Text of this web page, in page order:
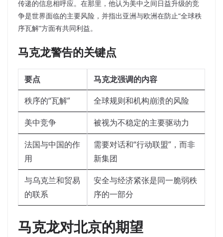
传递的信息相呼应。在那里，他认为美中之间日益升级的竞
争是世界面临的主要风险，并指出亚洲与欧洲在防止“全球秩
序瓦解”方面有共同利益。
马克龙警告的关键点
要点
马克龙强调的内容
秩序的“瓦解”
全球规则和机构崩溃的风险
美中竞争
被视为不稳定的主要驱动力
法国与中国的作
用
需要对话和“行动联盟”，而非
新集团
与乌克兰和贸易
的联系
安全与经济紧张是同一脆弱秩
序的一部分
马克龙对北京的期望